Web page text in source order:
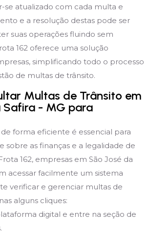
se atualizado com cada multa e
e a resolução destas pode ser
suas operações fluindo sem
162 oferece uma solução
simplificando todo o processo
de multas de trânsito.
Multas de Trânsito em
Safira - MG para
forma eficiente é essencial para
sobre as finanças e a legalidade de
162, empresas em São José da
acessar facilmente um sistema
verificar e gerenciar multas de
alguns cliques:
digital e entre na seção de